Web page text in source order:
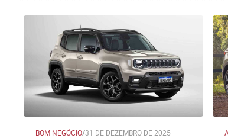
BOM NEGÓCIO/31 DE DEZEMBRO DE 2025